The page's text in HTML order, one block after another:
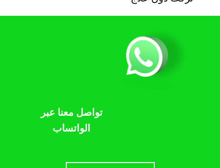
تواصل معنا عبر
الواتساب